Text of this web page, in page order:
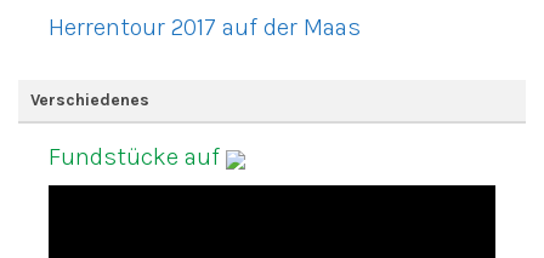
Herrentour 2017 auf der Maas
Verschiedenes
Fundstücke auf